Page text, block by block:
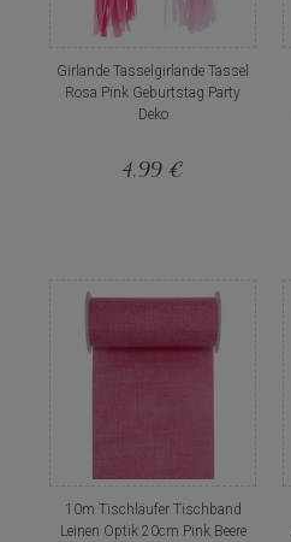
Girlande Tasselgirlande Tassel
Rosa Pink Geburtstag Party
Deko
4,99 €
10m Tischläufer Tischband
Leinen Optik 20cm Pink Beere